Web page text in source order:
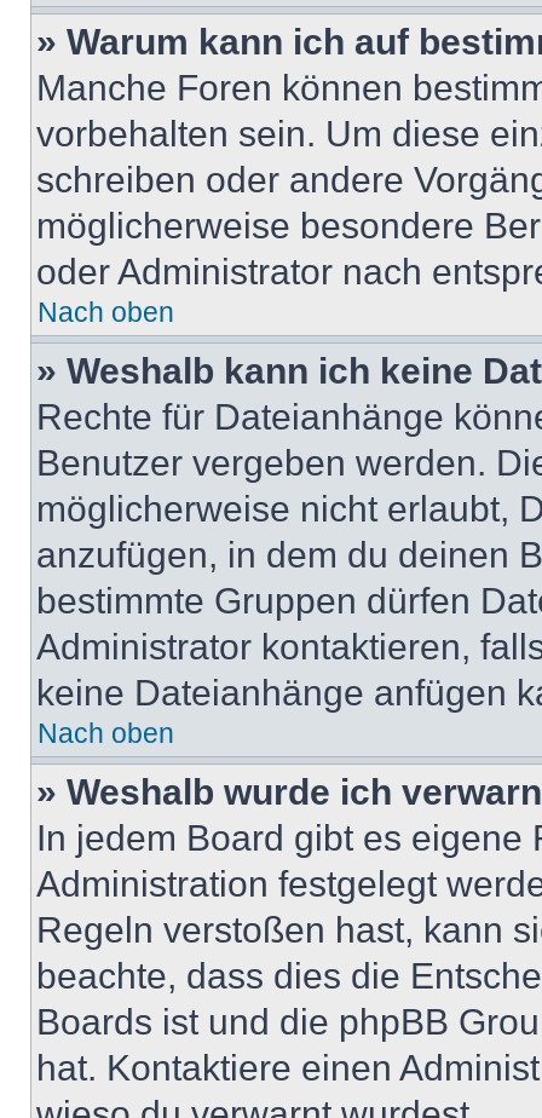
» Warum kann ich auf
Manche Foren können
vorbehalten sein. Um diese
schreiben oder andere
möglicherweise besondere
oder Administrator nach
Nach oben
» Weshalb kann ich keine
Rechte für Dateianhänge
Benutzer vergeben werden.
möglicherweise nicht erlaubt,
anzufügen, in dem du deinen
bestimmte Gruppen dürfen
Administrator kontaktieren,
keine Dateianhänge anfügen
Nach oben
» Weshalb wurde ich
In jedem Board gibt es
Administration festgelegt
Regeln verstoßen hast, kann
beachte, dass dies die
Boards ist und die phpBB
hat. Kontaktiere einen